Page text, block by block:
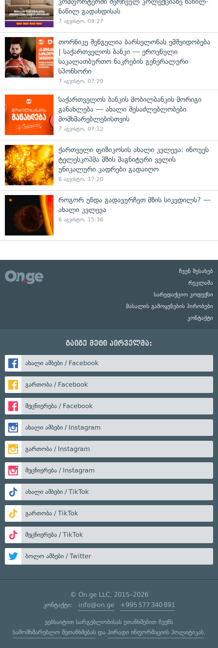
ნაწილ გადახდისას
7 აგვისტო, 09:27
თორნიკე შენგელია ბარსელონას ემშვიდობება
| საქართველოს ბანკი — ეროვნული
საკალათბურთო ნაკრების გენერალური
სპონსორი
7 აგვისტო, 07:20
საქართველოს ბანკის მობილბანკის მორიგი
განახლება — ახალი შესაძლებლობები
მომხმარებლებისთვის
7 აგვისტო, 07:12
ქართველი ფიზიკოსის ახალი კვლევა: ინოუეს
ტელესკოპმა მზის მაგნიტური ველის
უნიკალური კადრები გადაიღო
6 აგვისტო, 17:20
როგორ უნდა გადავურჩეთ მზის სიკვდილს? —
ახალი კვლევა
6 აგვისტო, 15:36
ჩვენ შესახებ
რეკლამა
სარედაქციო კოდექსი
მასალის გამოყენების პირობები
კონტაქტი
გაიგე მეტი პირველმა:
ახალი ამბები / Facebook
გართობა / Facebook
მეცნიერება / Facebook
ახალი ამბები / Instagram
გართობა / Instagram
მეცნიერება / Instagram
ახალი ამბები / TikTok
გართობა / TikTok
მეცნიერება / TikTok
ბოლო ამბები / Twitter
© On.ge LLC, 2015–2026
კონტაქტი: info@on.ge +995 577 340 891
ვებსაიტით სარგებლობისას ეთანხმებით ჩვენს
სამომხმარებლო შეთანხმებასდა პირადი ინფორმაციის პოლიტიკას.